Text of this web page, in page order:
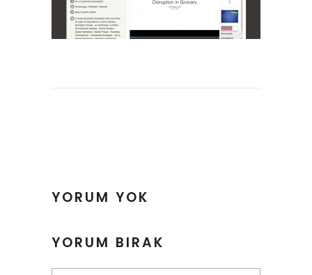
YORUM YOK
YORUM BIRAK